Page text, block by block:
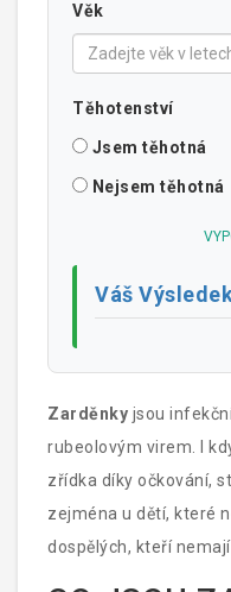
Věk
Těhotenství
Jsem těhotná
Nejsem těhotná
Váš
Zarděnky jsou
rubeolovým virem. I
zřídka díky očkování,
zejména u dětí, které
dospělých, kteří
červených vyrážek,